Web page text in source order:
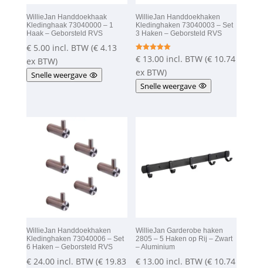
WillieJan Handdoekhaak
Kledinghaak 73040000 – 1
Haak – Geborsteld RVS
€5.00 incl. BTW (€4.13
ex BTW)
Snelle weergave
WillieJan Handdoekhaken
Kledinghaken 73040003 – Set
3 Haken – Geborsteld RVS
Gewaardeer
d
5.00
uit 5
€ 13.00 incl. BTW (€ 10.74
ex BTW)
Snelle weergave
WillieJan Handdoekhaken
Kledinghaken 73040006 – Set
6 Haken – Geborsteld RVS
€24.00 incl. BTW (€19.83
WillieJan Garderobe haken
2805 – 5 Haken op Rij – Zwart
– Aluminium
€ 13.00 incl. BTW (€ 10.74